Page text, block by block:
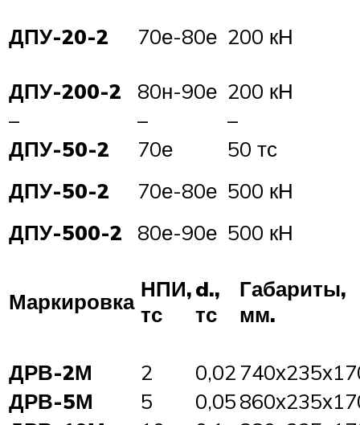
ДПУ-20-2 70е-80е 200 кН
ДПУ-200-2 80н-90е 200 кН
–
–
–
ДПУ-50-2
70е
50 тс
ДПУ-50-2
70е-80е 500 кН
ДПУ-500-2
80е-90е 500 кН
Маркировка НПИ,
тс
d.,
тс
Габариты,
мм.
ДРВ-2М 2 0,02
ДРВ-5М
5 0,05